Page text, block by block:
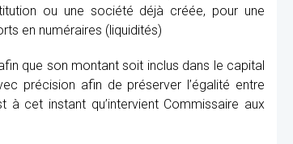
ou une société déjà créée, pour une
en numéraires (liquidités)
que son montant soit inclus dans le capital
précision afin de préserver l’égalité entre
à cet instant qu’intervient Commissaire aux